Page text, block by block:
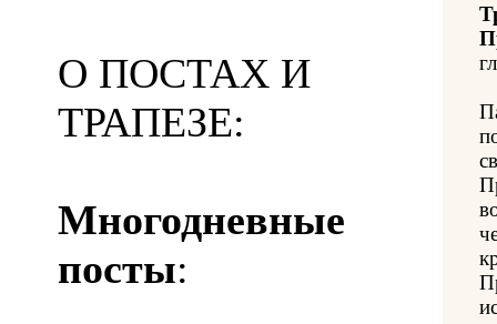
О ПОСТАХ И
ТРАПЕЗЕ:
Многодневные
посты: